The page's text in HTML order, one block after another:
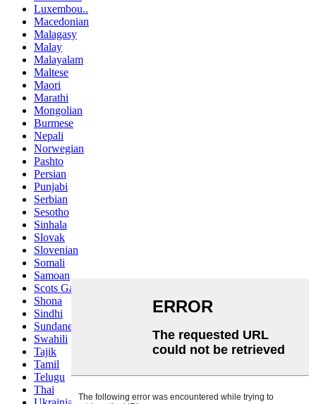
Luxembou..
Macedonian
Malagasy
Malay
Malayalam
Maltese
Maori
Marathi
Mongolian
Burmese
Nepali
Norwegian
Pashto
Persian
Punjabi
Serbian
Sesotho
Sinhala
Slovak
Slovenian
Somali
Samoan
Scots Gaelic
Shona
Sindhi
Sundanese
Swahili
Tajik
Tamil
Telugu
Thai